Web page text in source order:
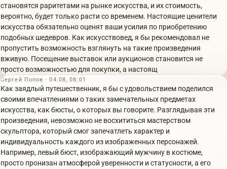
становятся раритетами на рынке искусства, и их стоимость,
вероятно, будет только расти со временем. Настоящие ценители
искусства обязательно оценят ваши усилия по приобретению
подобных шедевров. Как искусствовед, я бы рекомендовал не
пропустить возможность взглянуть на такие произведения
вживую. Посещение выставок или аукционов становится не
просто возможностью для покупки, а настоящ
Сергей Попов · 04.08, 08:01
Как заядлый путешественник, я бы с удовольствием поделился
своими впечатлениями о таких замечательных предметах
искусства, как бюсты, о которых вы говорите. Разглядывая эти
произведения, невозможно не восхититься мастерством
скульптора, который смог запечатлеть характер и
индивидуальность каждого из изображенных персонажей.
Например, левый бюст, изображающий мужчину в костюме,
просто пронизан атмосферой уверенности и статусности, а его